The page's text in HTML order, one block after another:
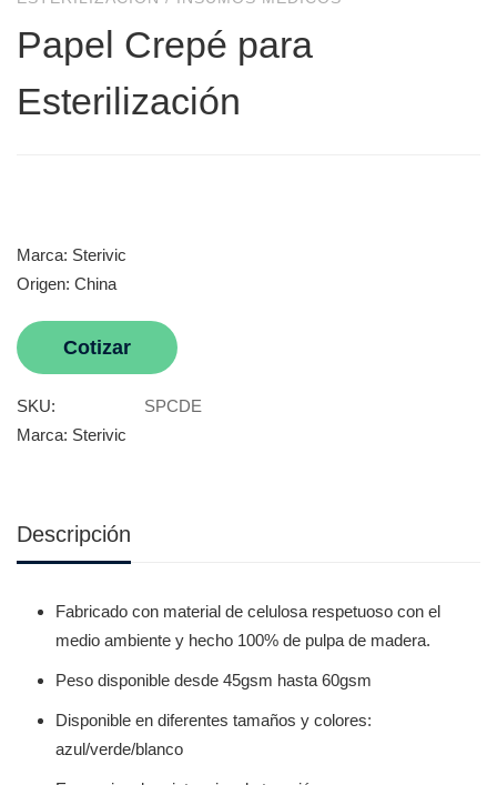
Papel Crepé para
Esterilización
Marca: Sterivic
Origen: China
Cotizar
SKU:
SPCDE
Marca: Sterivic
Descripción
Fabricado con material de celulosa respetuoso con el
medio ambiente y hecho 100% de pulpa de madera.
Peso disponible desde 45gsm hasta 60gsm
Disponible en diferentes tamaños y colores:
azul/verde/blanco